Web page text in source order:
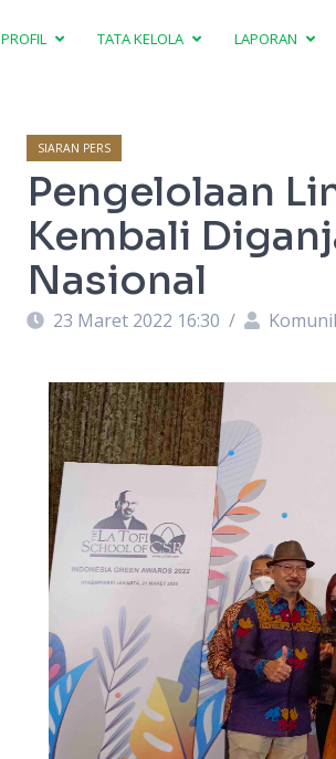
PROFIL TATA KELOLA LAPORAN
SIARAN PERS
Pengelolaan
Kembali
Nasional
23 Maret 2022 16:30 /